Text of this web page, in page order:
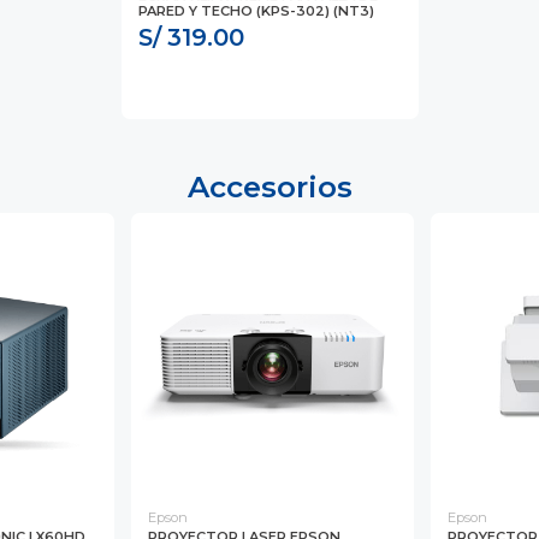
PARED Y TECHO (KPS-302) (NT3)
S/ 319.00
Accesorios
Epson
Epson